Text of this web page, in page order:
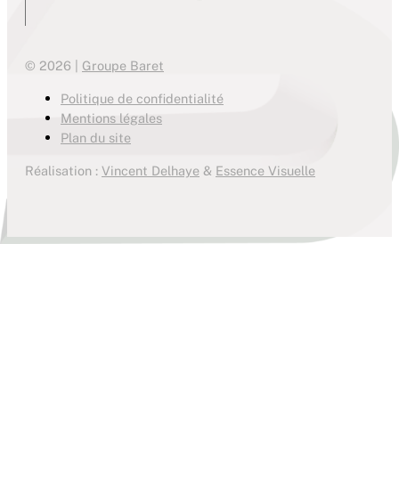
© 2026 | Groupe Baret
Politique de confidentialité
Mentions légales
Plan du site
Réalisation : Vincent Delhaye & Essence Visuelle